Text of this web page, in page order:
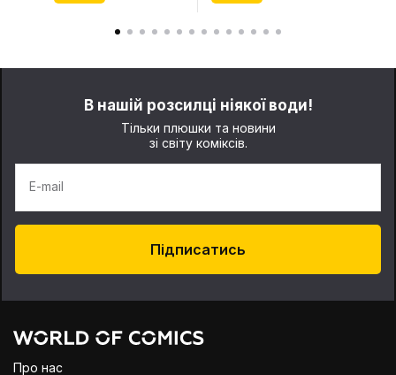
В нашій розсилці ніякої води!
Тільки плюшки та новини
зі світу коміксів.
E-mail
Підписатись
Про нас